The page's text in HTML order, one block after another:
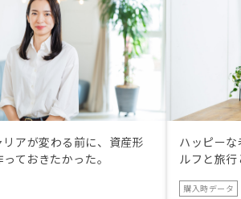
アが変わる前に、資産形
ておきたかった。
ハッピー
ルフと旅
購入時データ